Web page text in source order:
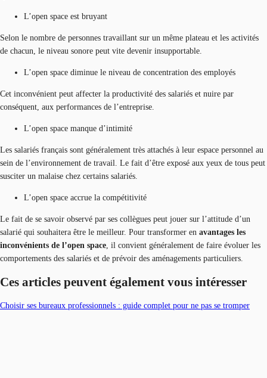
L’open space est bruyant
Selon le nombre de personnes travaillant sur un même plateau et les activités
de chacun, le niveau sonore peut vite devenir insupportable.
L’open space diminue le niveau de concentration des employés
Cet inconvénient peut affecter la productivité des salariés et nuire par
conséquent, aux performances de l’entreprise.
L’open space manque d’intimité
Les salariés français sont généralement très attachés à leur espace personnel au
sein de l’environnement de travail. Le fait d’être exposé aux yeux de tous peut
susciter un malaise chez certains salariés.
L’open space accrue la compétitivité
Le fait de se savoir observé par ses collègues peut jouer sur l’attitude d’un
salarié qui souhaitera être le meilleur. Pour transformer en avantages les
inconvénients de l’open space , il convient généralement de faire évoluer les
comportements des salariés et de prévoir des aménagements particuliers.
Ces articles peuvent également vous intéresser
Choisir ses bureaux professionnels : guide complet pour ne pas se tromper